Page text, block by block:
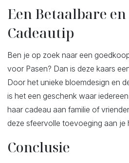
Een Betaalbare
Cadeautip
Ben je op zoek naar een
voor Pasen? Dan is deze kaars
Door het unieke bloemdesign en
is het een geschenk waar
haar cadeau aan familie of
deze sfeervolle toevoeging aan je
Conclusie